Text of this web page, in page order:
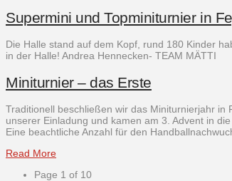
Supermini und Topminiturnier in
Die Halle stand auf dem Kopf, rund 180 Kinder
in der Halle! Andrea Hennecken- TEAM MÄTTI
Miniturnier – das Erste
Traditionell beschließen wir das Miniturnierjahr
unserer Einladung und kamen am 3. Advent in
Eine beachtliche Anzahl für den
Read More
Page 1 of 10